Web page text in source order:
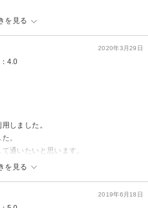
とうございます。
いただけたようで、とても嬉しくおも
お願い致します。
ります。
を見る
からの返信
とうございました。
か？
うことがありましたらご相談ください
2020年3月29日
4.0
を見る
しました。
。
通いたいと思います。
とうございました。
継続することが目標の形に近づけると
2019年6月18日